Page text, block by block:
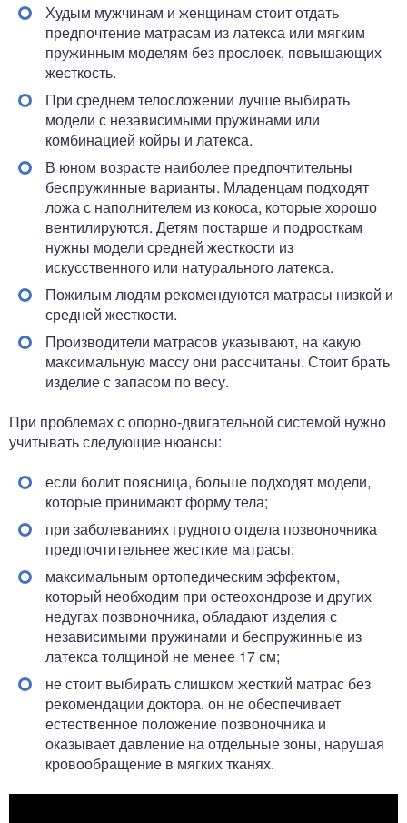
Худым мужчинам и женщинам стоит отдать
предпочтение матрасам из латекса или мягким
пружинным моделям без прослоек, повышающих
жесткость.
При среднем телосложении лучше выбирать
модели с независимыми пружинами или
комбинацией койры и латекса.
В юном возрасте наиболее предпочтительны
беспружинные варианты. Младенцам подходят
ложа с наполнителем из кокоса, которые хорошо
вентилируются. Детям постарше и подросткам
нужны модели средней жесткости из
искусственного или натурального латекса.
Пожилым людям рекомендуются матрасы низкой и
средней жесткости.
Производители матрасов указывают, на какую
максимальную массу они рассчитаны. Стоит брать
изделие с запасом по весу.
При проблемах с опорно-двигательной системой нужно
учитывать следующие нюансы:
если болит поясница, больше подходят модели,
которые принимают форму тела;
при заболеваниях грудного отдела позвоночника
предпочтительнее жесткие матрасы;
максимальным ортопедическим эффектом,
который необходим при остеохондрозе и других
недугах позвоночника, обладают изделия с
независимыми пружинами и беспружинные из
латекса толщиной не менее 17 см;
не стоит выбирать слишком жесткий матрас без
рекомендации доктора, он не обеспечивает
естественное положение позвоночника и
оказывает давление на отдельные зоны, нарушая
кровообращение в мягких тканях.